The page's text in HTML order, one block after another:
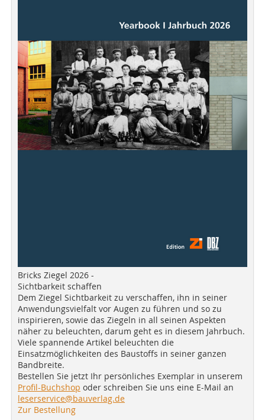
Bricks Ziegel 2026 -
Sichtbarkeit schaffen
Dem Ziegel Sichtbarkeit zu verschaffen, ihn in seiner
Anwendungsvielfalt vor Augen zu führen und so zu
inspirieren, sowie das Ziegeln in all seinen Aspekten
näher zu beleuchten, darum geht es in diesem Jahrbuch.
Viele spannende Artikel beleuchten die
Einsatzmöglichkeiten des Baustoffs in seiner ganzen
Bandbreite.
Bestellen Sie jetzt Ihr persönliches Exemplar in unserem
Profil-Buchshop oder schreiben Sie uns eine E-Mail an
leserservice@bauverlag.de
Zur Bestellung